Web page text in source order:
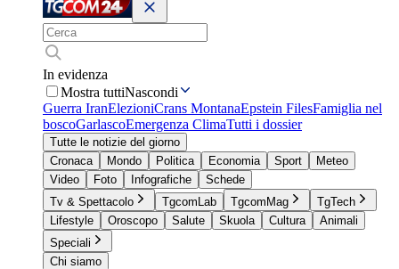
In evidenza
Mostra tuttiNascondi
Guerra IranElezioniCrans MontanaEpstein FilesFamiglia nel
boscoGarlascoEmergenza ClimaTutti i dossier
Tutte le notizie del giorno
Cronaca
Mondo Politica Economia Sport
Meteo
Video
Foto Infografiche
Schede
Tv & Spettacolo
TgcomLab TgcomMag
TgTech
Lifestyle
Oroscopo Salute Skuola Cultura
Animali
Speciali
Chi siamo